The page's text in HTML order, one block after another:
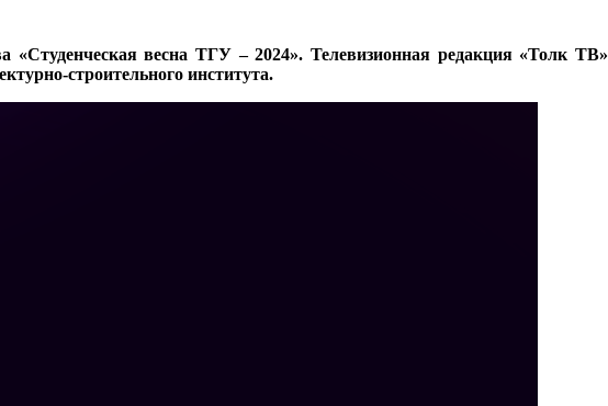
«Студенческая весна ТГУ – 2024». Телевизионная редакция «Толк ТВ»
строительного института.